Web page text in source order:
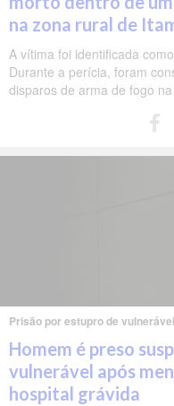
na zona rural de
A vítima foi identificada
Durante a perícia, foram
disparos de arma de fogo
Prisão por estupro de vulnerável
Homem é preso
vulnerável após
hospital grávida